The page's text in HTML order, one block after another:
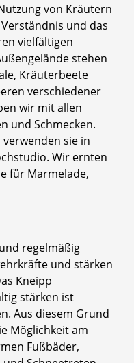
von Kräutern
und das
vielfältigen
stehen
Kräuterbeete
verschiedener
wir mit allen
und Schmecken.
sie in
Wir ernten
für Marmelade,
regelmäßig
und stärken
Kneipp
stärken ist
Aus diesem Grund
Möglichkeit am
Fußbäder,